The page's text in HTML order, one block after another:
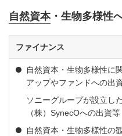
自然資本・生物多様性
ファイナンス
自然資本・生物多様性に
アップやファンドへの出
ソニーグループが設立し
（株）SynecOへの出資等
自然資本・生物多様性の